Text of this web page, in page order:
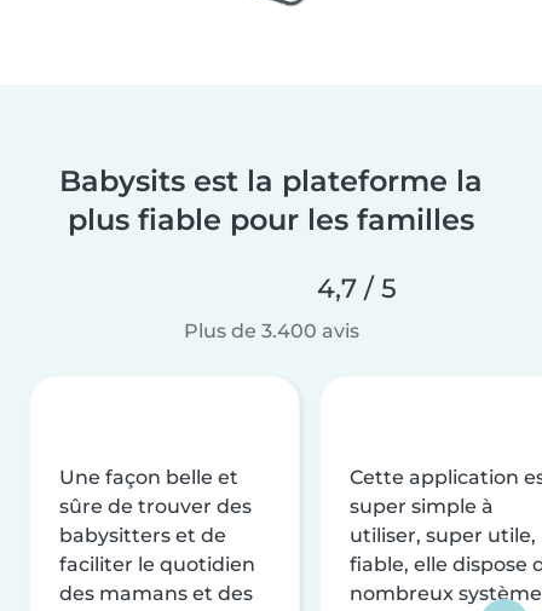
Babysits est la plateforme la
plus fiable pour les familles
4,7 / 5
Plus de 3.400 avis
Une façon belle et
sûre de trouver des
babysitters et de
faciliter le quotidien
des mamans et des
Cette application
super simple à
utiliser, super utile,
fiable, elle dispose
nombreux